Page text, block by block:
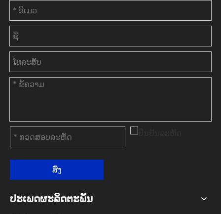
ສົ່ງ
ປະເພດຜະລິດຕະພັນ